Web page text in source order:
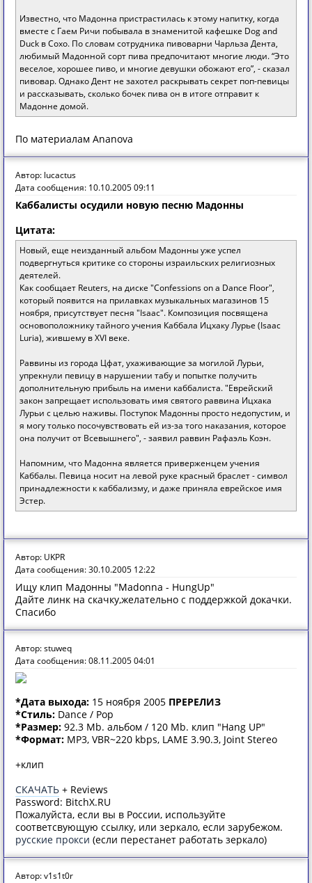
Известно, что Мадонна пристрастилась к этому напитку, когда
вместе с Гаем Ричи побывала в знаменитой кафешке Dog and
Duck в Сохо. По словам сотрудника пивоварни Чарльза Дента,
любимый Мадонной сорт пива предпочитают многие люди. “Это
веселое, хорошее пиво, и многие девушки обожают его”, - сказал
пивовар. Однако Дент не захотел раскрывать секрет поп-певицы
и рассказывать, сколько бочек пива он в итоге отправит к
Мадонне домой.
По материалам Ananova
Автор: lucactus
Дата сообщения: 10.10.2005 09:11
Каббалисты осудили новую песню Мадонны
Цитата:
Новый, еще неизданный альбом Мадонны уже успел
подвергнуться критике со стороны израильских религиозных
деятелей.
Как сообщает Reuters, на диске "Confessions on a Dance Floor",
который появится на прилавках музыкальных магазинов 15
ноября, присутствует песня "Isaac". Композиция посвящена
основоположнику тайного учения Каббала Ицхаку Лурье (Isaac
Luria), жившему в XVI веке.
Раввины из города Цфат, ухаживающие за могилой Лурьи,
упрекнули певицу в нарушении табу и попытке получить
дополнительную прибыль на имени каббалиста. "Еврейский
закон запрещает использовать имя святого раввина Ицхака
Лурьи с целью наживы. Поступок Мадонны просто недопустим, и
я могу только посочувствовать ей из-за того наказания, которое
она получит от Всевышнего", - заявил раввин Рафаэль Коэн.
Напомним, что Мадонна является приверженцем учения
Каббалы. Певица носит на левой руке красный браслет - символ
принадлежности к каббализму, и даже приняла еврейское имя
Эстер.
Автор: UKPR
Дата сообщения: 30.10.2005 12:22
Ищу клип Мадонны "Madonna - HungUp"
Дайте линк на скачку,желательно с поддержкой докачки.
Спасибо
Автор: stuweq
Дата сообщения: 08.11.2005 04:01
*Дата выхода: 15 ноября 2005 ПРЕРЕЛИЗ
*Стиль: Dance / Pop
*Размер: 92.3 Mb. альбом / 120 Mb. клип "Hang UP"
*Формат: MP3, VBR~220 kbps, LAME 3.90.3, Joint Stereo
+клип
СКАЧАТЬ + Reviews
Password: BitchX.RU
Пожалуйста, если вы в России, используйте
соответсвующую ссылку, или зеркало, если зарубежом.
русские прокси (если перестанет работать зеркало)
Автор: v1s1t0r